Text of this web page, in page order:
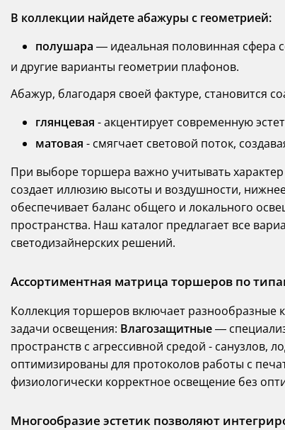
В коллекции найдете абажуры с геометрией:
полушара — идеальная половинная сфера
и другие варианты геометрии плафонов.
Абажур, благодаря своей фактуре, становится
глянцевая - акцентирует современную
матовая - смягчает световой поток,
При выборе торшера важно учитывать
создает иллюзию высоты и воздушности,
обеспечивает баланс общего и локального
пространства. Наш каталог предлагает все
светодизайнерских решений.
Ассортиментная матрица торшеров по
Коллекция торшеров включает разнообразные
задачи освещения: Влагозащитные—
пространств с агрессивной средой - санузлов,
оптимизированы для протоколов работы с
физиологически корректное освещение без
Многообразие эстетик позволяют